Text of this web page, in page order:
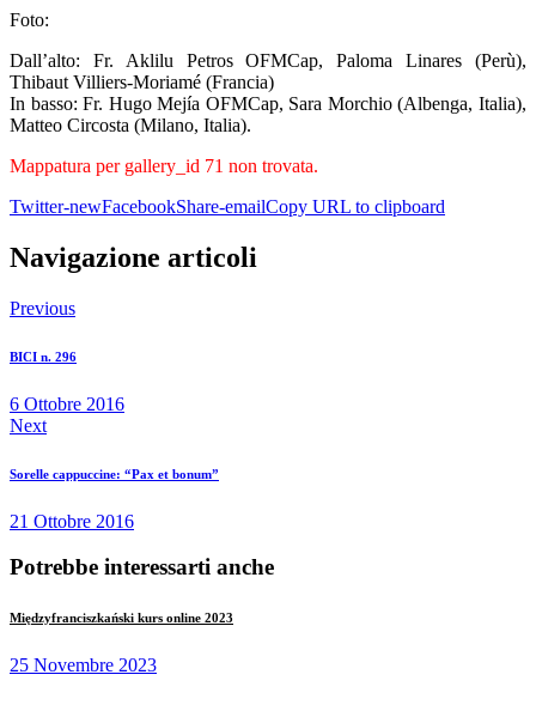
Foto:
Dall’alto: Fr. Aklilu Petros OFMCap, Paloma Linares (Perù),
Thibaut Villiers-Moriamé (Francia)
In basso: Fr. Hugo Mejía OFMCap, Sara Morchio (Albenga, Italia),
Matteo Circosta (Milano, Italia).
Mappatura per gallery_id 71 non trovata.
Twitter-newFacebookShare-emailCopy URL to clipboard
Navigazione articoli
Previous
BICI n. 296
6 Ottobre 2016
Next
Sorelle cappuccine: “Pax et bonum”
21 Ottobre 2016
Potrebbe interessarti anche
Międzyfranciszkański kurs online 2023
25 Novembre 2023